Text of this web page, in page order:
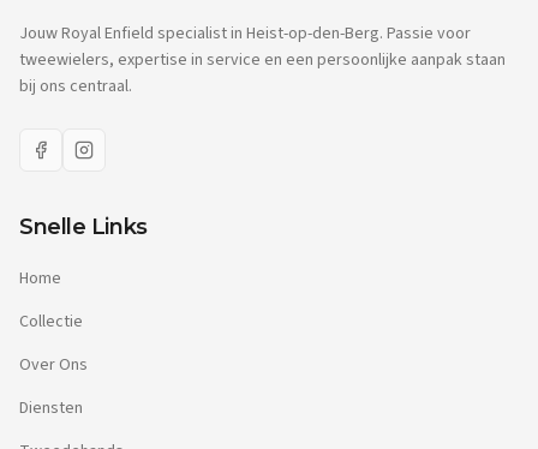
Jouw Royal Enfield specialist in Heist-op-den-Berg. Passie voor
tweewielers, expertise in service en een persoonlijke aanpak staan
bij ons centraal.
Snelle Links
Home
Collectie
Over Ons
Diensten